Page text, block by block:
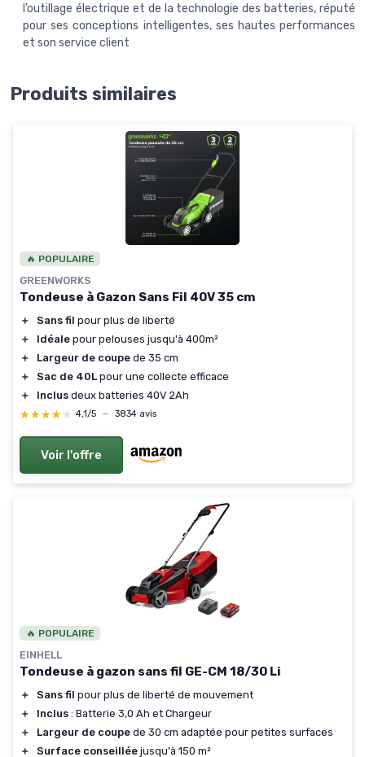
l’outillage électrique et de la technologie des batteries, réputé
pour ses conceptions intelligentes, ses hautes performances
et son service client
Produits similaires
🔥 POPULAIRE
GREENWORKS
Tondeuse à Gazon Sans Fil 40V 35 cm
＋ Sans fil pour plus de liberté
＋
Idéale pour pelouses jusqu'à 400m²
＋
Largeur de coupe de 35 cm
＋
Sac de 40L pour une collecte efficace
＋
Inclus deux batteries 40V 2Ah
★★★★★
★★★★★ 4,1/5 — 3834 avis
Voir l'offre
🔥 POPULAIRE
EINHELL
Tondeuse à gazon sans fil GE-CM 18/30 Li
＋ Sans fil pour plus de liberté de mouvement
＋
Inclus : Batterie 3,0 Ah et Chargeur
＋
Largeur de coupe de 30 cm adaptée pour petites surfaces
＋
Surface conseillée jusqu'à 150 m²